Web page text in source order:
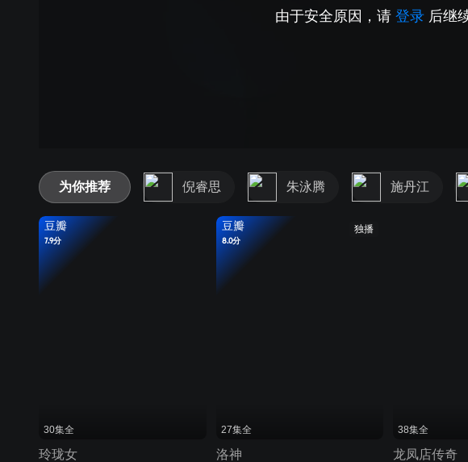
由于安全原因，请 登录 后继
为你推荐 倪睿思 朱泳腾 施丹江
豆瓣
7.9分
30集全
玲珑女
独播
豆瓣
8.0分
27集全
洛神
38集全
龙凤店传奇